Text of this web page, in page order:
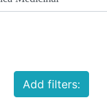
Add filters: